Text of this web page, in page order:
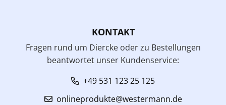
KONTAKT
Fragen rund um Diercke oder zu Bestellungen
beantwortet unser Kundenservice:
+49 531 123 25 125
onlineprodukte@westermann.de